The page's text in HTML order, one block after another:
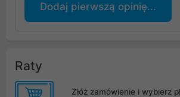
Dodaj pierwszą opinię...
Raty
Złóż zamówienie i wybierz